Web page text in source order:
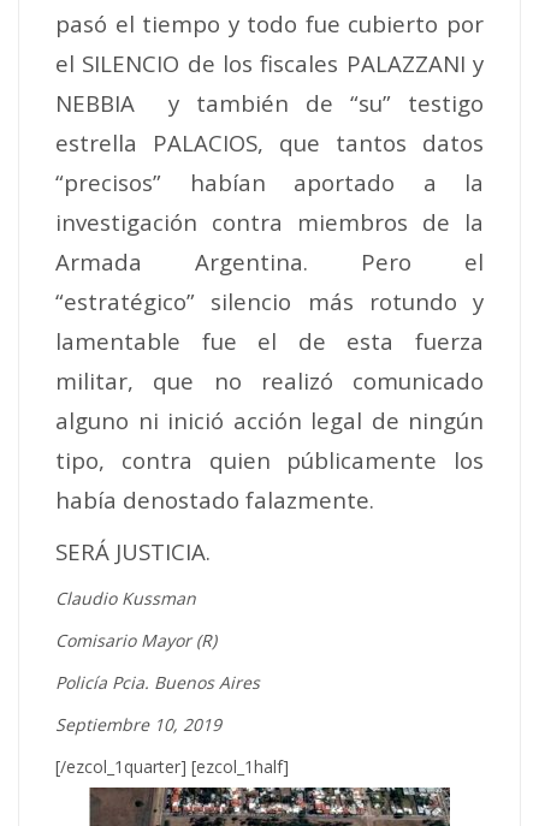
pasó el tiempo y todo fue cubierto por
el SILENCIO de los fiscales PALAZZANI y
NEBBIA y también de “su” testigo
estrella PALACIOS, que tantos datos
“precisos” habían aportado a la
investigación contra miembros de la
Armada Argentina. Pero el
“estratégico” silencio más rotundo y
lamentable fue el de esta fuerza
militar, que no realizó comunicado
alguno ni inició acción legal de ningún
tipo, contra quien públicamente los
había denostado falazmente.
SERÁ JUSTICIA.
Claudio Kussman
Comisario Mayor (R)
Policía Pcia. Buenos Aires
Septiembre 10, 2019
[/ezcol_1quarter] [ezcol_1half]